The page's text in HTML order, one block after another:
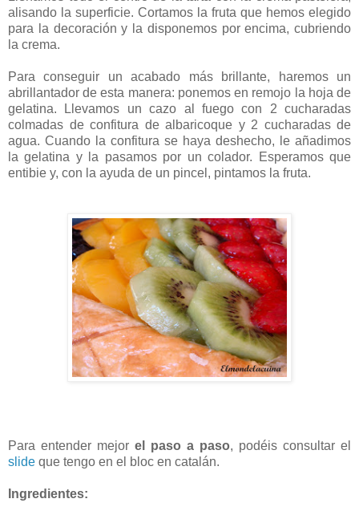
alisando la superficie. Cortamos la fruta que hemos elegido
para la decoración y la disponemos por encima, cubriendo
la crema.
Para conseguir un acabado más brillante, haremos un
abrillantador de esta manera: ponemos en remojo la hoja de
gelatina. Llevamos un cazo al fuego con 2 cucharadas
colmadas de confitura de albaricoque y 2 cucharadas de
agua. Cuando la confitura se haya deshecho, le añadimos
la gelatina y la pasamos por un colador. Esperamos que
entibie y, con la ayuda de un pincel, pintamos la fruta.
Para entender mejor el paso a paso, podéis consultar el
slide que tengo en el bloc en catalán.
Ingredientes: